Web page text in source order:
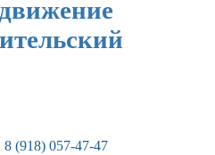
8 (918) 057-47-47